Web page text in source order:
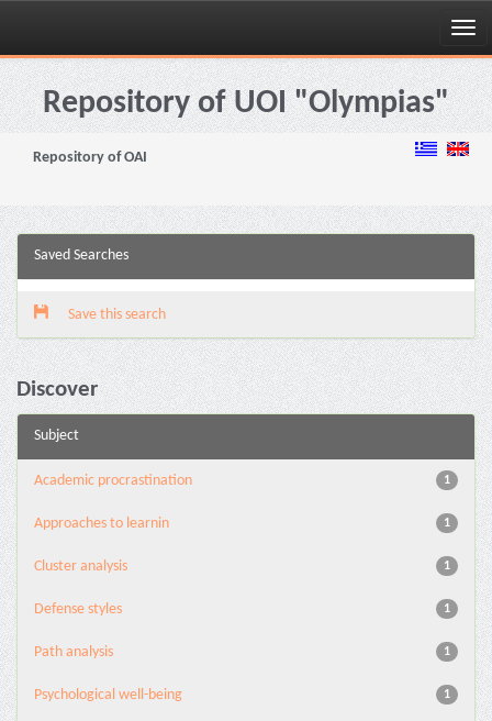
Skip
navigationRepository of UOI "Olympias"
Repository of OAI
Saved Searches
Save this search
Discover
Subject
1
Academic procrastination
1
Approaches to learnin
1
Cluster analysis
1
Defense styles
1
Path analysis
1
Psychological well-being